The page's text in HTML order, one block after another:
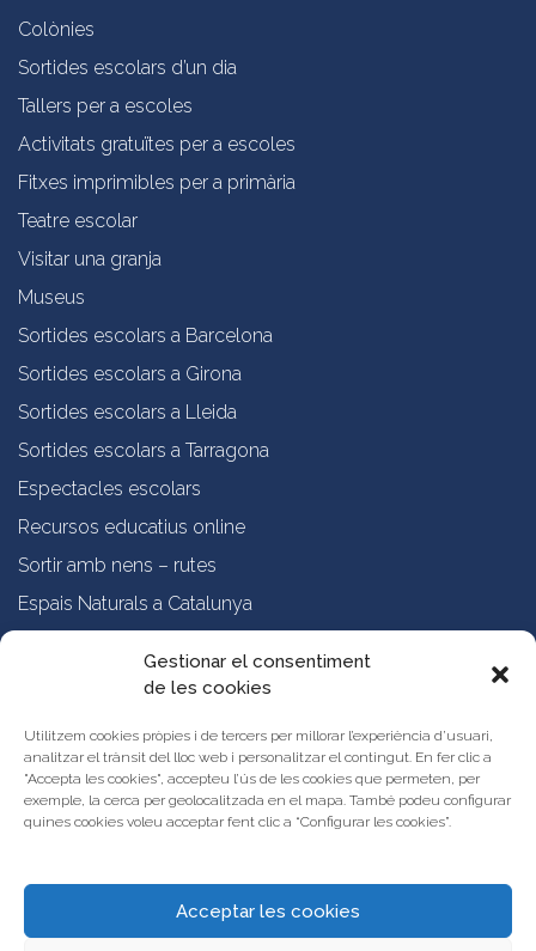
Gestionar el consentiment
de les cookies
Utilitzem cookies pròpies i de tercers per millorar l’experiència d’usuari,
analitzar el trànsit del lloc web i personalitzar el contingut. En fer clic a
"Accepta les cookies", accepteu l’ús de les cookies que permeten, per
exemple, la cerca per geolocalitzada en el mapa. També podeu configurar
quines cookies voleu acceptar fent clic a “Configurar les cookies”.
Acceptar les cookies
Colònies
Sortides escolars d’un dia
Tallers per a escoles
Activitats gratuïtes per a escoles
Fitxes imprimibles per a primària
Teatre escolar
Visitar una granja
Museus
Sortides escolars a Barcelona
Sortides escolars a Girona
Sortides escolars a Lleida
Sortides escolars a Tarragona
Espectacles escolars
Recursos educatius online
Sortir amb nens – rutes
Espais Naturals a Catalunya
Qui som?
Vols publicar les teves propostes al Portal d’Activitats Educatives de
Catalunya?
Condicions d’ús i avís legal